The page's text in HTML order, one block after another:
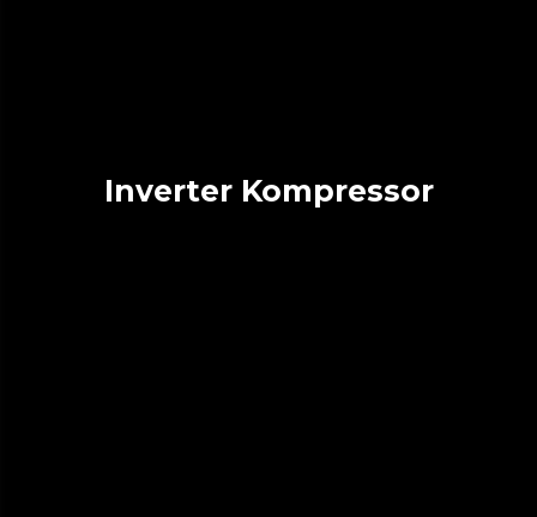
Inverter Kompressor